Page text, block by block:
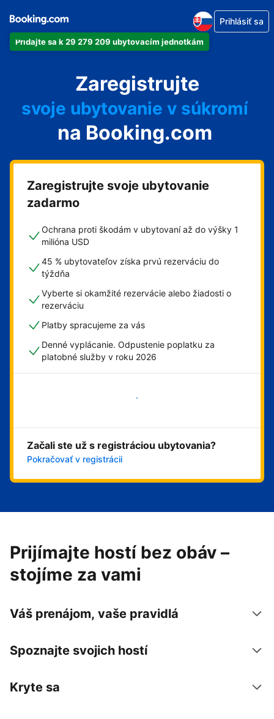
Pridajte sa k 29 279 209 ubytovacím jednotkám
Prihlásiť sa
Zaregistrujte
svoj hotel
svoje ubytovanie v súkromí
svoj penzión
svoje bed and breakfast
na Booking.com
Zaregistrujte svoje ubytovanie
zadarmo
Ochrana proti škodám v ubytovaní až do výšky 1
milióna USD
45 % ubytovateľov získa prvú rezerváciu do
týždňa
Vyberte si okamžité rezervácie alebo žiadosti o
rezerváciu
Platby spracujeme za vás
Denné vyplácanie. Odpustenie poplatku za
platobné služby v roku 2026
Začali ste už s registráciou ubytovania?
Pokračovať v registrácii
Prijímajte hostí bez obáv –
stojíme za vami
Váš prenájom, vaše pravidlá
Spoznajte svojich hostí
Kryte sa